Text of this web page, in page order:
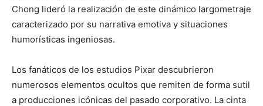
Chong lideró la realización de este dinámico largometraje
caracterizado por su narrativa emotiva y situaciones
humorísticas ingeniosas.
Los fanáticos de los estudios Pixar descubrieron
numerosos elementos ocultos que remiten de forma sutil
a producciones icónicas del pasado corporativo. La cinta